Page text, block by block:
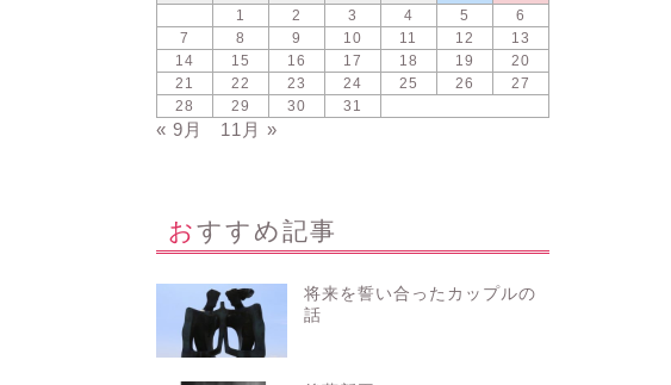
1
2 3 4 5
6
7
8 9 10 11 12
13
14
15 16 17 18 19
20
21
22 23 24 25 26
27
28
29 30 31
« 9月 11月 »
おすすめ記事
将来を誓い合ったカップルの
話